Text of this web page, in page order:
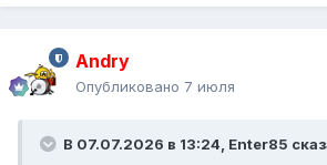
Andry
Опубликовано 7 июля
В 07.07.2026 в 13:24, Enter85